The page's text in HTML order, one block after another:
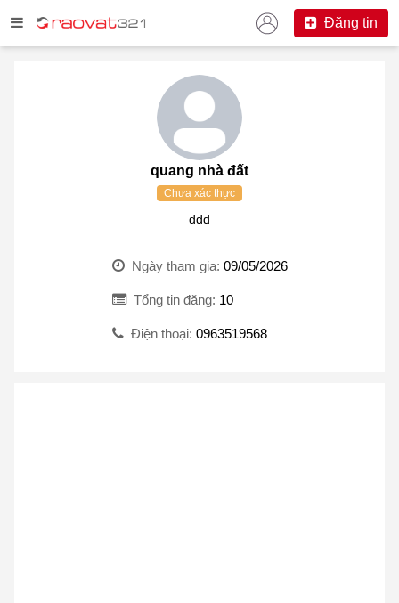
Đăng tin
quang nhà đất
Chưa xác thực
ddd
Ngày tham gia: 09/05/2026
Tổng tin đăng: 10
Điện thoại: 0963519568